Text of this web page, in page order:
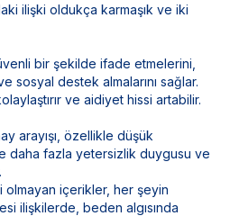
ilişki oldukça karmaşık ve iki
bir şekilde ifade etmelerini,
sosyal destek almalarını sağlar.
ve aidiyet hissi artabilir.
arayışı, özellikle düşük
daha fazla yetersizlik duygusu ve
olmayan içerikler, her şeyin
ilişkilerde, beden algısında